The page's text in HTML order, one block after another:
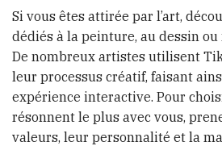
Si vous êtes attirée par l’art,
dédiés à la peinture, au dessin
De nombreux artistes utilisent
leur processus créatif, faisant
expérience interactive. Pour
résonnent le plus avec vous,
valeurs, leur personnalité et la